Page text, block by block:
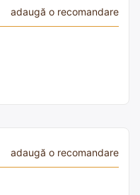
adaugă o recomandare
adaugă o recomandare